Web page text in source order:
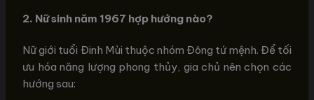
2. Nữ sinh năm 1967 hợp hướng nào?
Nữ giới tuổi Đinh Mùi thuộc nhóm Đông tứ mệnh. Để tối
ưu hóa năng lượng phong thủy, gia chủ nên chọn các
hướng sau: